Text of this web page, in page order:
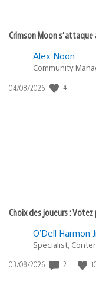
Crimson Moon
Alex Noon
Community
Date
04/08/2026 4
Choix des joueurs :
O’Dell Harmon
Specialist,
Date
03/08/2026 2